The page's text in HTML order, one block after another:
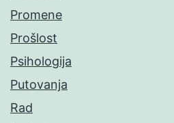
Promene
Prošlost
Psihologija
Putovanja
Rad